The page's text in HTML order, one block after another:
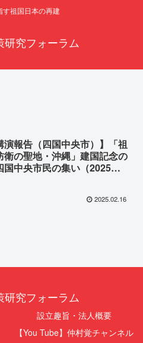
す祖国日本の再建
研究フォーラム
演報告（四国中央市）】「祖
衛の聖地・沖縄」建国記念の
国中央市民の集い（2025年2
2025.02.16
研究フォーラム
設立趣旨・法人概要
【You Tube】仲村覚チャンネル